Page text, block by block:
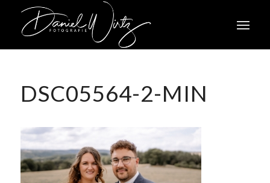
DSC05564-2-MIN